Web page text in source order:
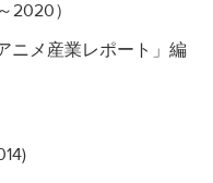
2020）
ニメ産業レポート」編